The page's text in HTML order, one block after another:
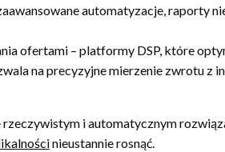
automatyzacje, raporty
ofertami – platformy DSP, które
na precyzyjne mierzenie zwrotu z
rzeczywistym i automatycznym
nieustannie rosnąć.